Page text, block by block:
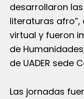
desarrollaron
literaturas
virtual y fueron
de
de UADER sede
Las jornadas